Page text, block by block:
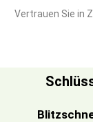
Vertrauen Sie in